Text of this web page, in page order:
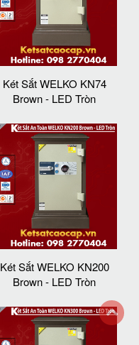
Két Sắt WELKO KN74
Brown - LED Tròn
Két Sắt WELKO KN200
Brown - LED Tròn